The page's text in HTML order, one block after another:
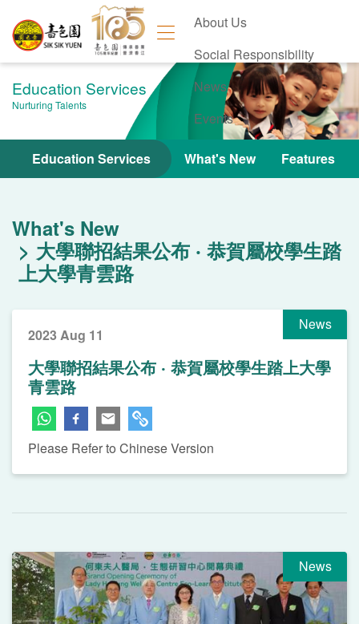
About Us
Social Responsibility
News
Events
Contact Us
Education Services
Nurturing Talents
Education Services What's New Features
What's New
大學聯招結果公布 ‧ 恭賀屬校學生踏
上大學青雲路
News
2023 Aug 11
大學聯招結果公布 ‧ 恭賀屬校學生踏上大學
青雲路
Please Refer to Chinese Version
News